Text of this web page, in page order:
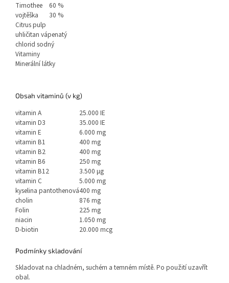
Timothee
60 %
vojtěška
30 %
Citrus pulp
uhličitan vápenatý
chlorid sodný
Vitaminy
Minerální látky
Obsah vitaminů (v kg)
vitamin A
25.000 IE
vitamin D3
35.000 IE
vitamin E
6.000 mg
vitamin B1
400 mg
vitamin B2
400 mg
vitamin B6
250 mg
vitamin B12
3.500 µg
vitamin C
5.000 mg
kyselina pantothenová400 mg
cholin
876 mg
Folin
225 mg
niacin
1.050 mg
D-biotin
20.000 mcg
Podmínky skladování
Skladovat na chladném, suchém a temném místě. Po použití uzavřít
obal.